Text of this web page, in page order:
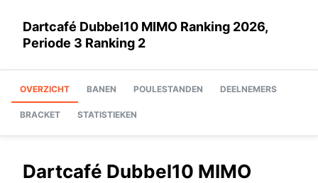
Dartcafé Dubbel10 MIMO Ranking 2026,
Periode 3 Ranking 2
OVERZICHT BANEN POULESTANDEN DEELNEMERS
BRACKET STATISTIEKEN
Dartcafé Dubbel10 MIMO